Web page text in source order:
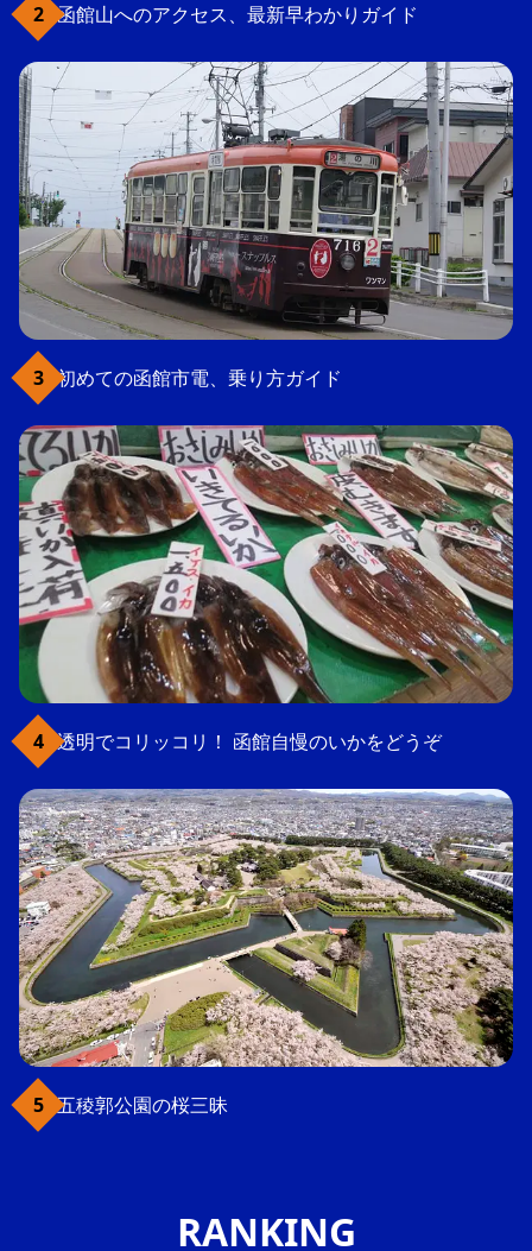
函館山へのアクセス、最新早わかりガイド
初めての函館市電、乗り方ガイド
透明でコリッコリ！ 函館自慢のいかをどうぞ
五稜郭公園の桜三昧